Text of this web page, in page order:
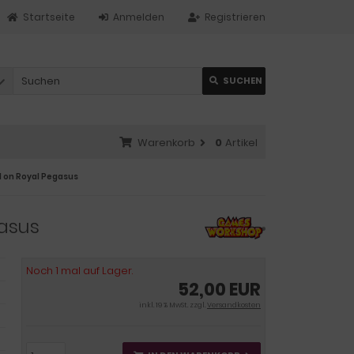
Registrieren
Anmelden
Startseite
SUCHEN
Warenkorb 0 Artikel
Royal Pegasus
Noch 1 mal auf Lager.
52,00 EUR
inkl. 19 % MwSt. zzgl.Versandkosten